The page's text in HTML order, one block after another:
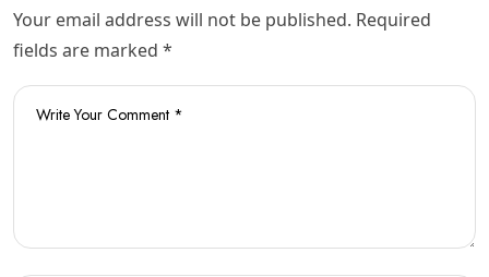
Your email address will not be published. Required
fields are marked *